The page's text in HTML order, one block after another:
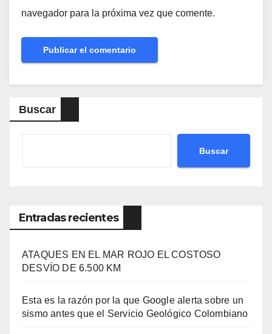
navegador para la próxima vez que comente.
Buscar
Buscar
Entradas recientes
ATAQUES EN EL MAR ROJO EL COSTOSO
DESVÍO DE 6.500 KM
Esta es la razón por la que Google alerta sobre un
sismo antes que el Servicio Geológico Colombiano